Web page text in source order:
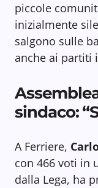
piccole
inizialmente
salgono sulle
anche ai partiti
sindaco:
A Ferriere,
con 466 voti in
dalla Lega, ha